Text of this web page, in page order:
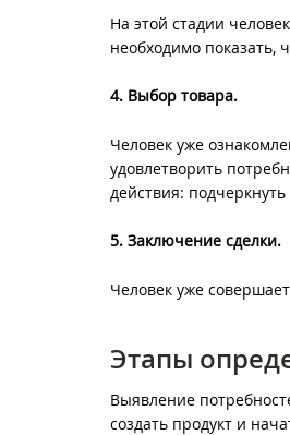
На этой стадии
необходимо показать,
4. Выбор товара.
Человек уже
удовлетворить
действия:
5. Заключение сделки.
Человек уже
Этапы
Выявление
создать продукт и